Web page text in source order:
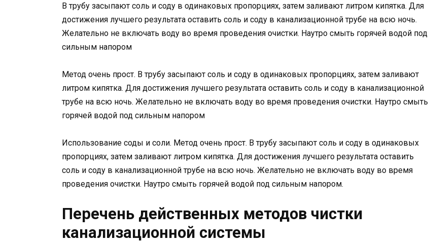
В трубу засыпают соль и соду в одинаковых пропорциях, затем заливают литром кипятка. Для
достижения лучшего результата оставить соль и соду в канализационной трубе на всю ночь.
Желательно не включать воду во время проведения очистки. Наутро смыть горячей водой под
сильным напором
Метод очень прост. В трубу засыпают соль и соду в одинаковых пропорциях, затем заливают
литром кипятка. Для достижения лучшего результата оставить соль и соду в канализационной
трубе на всю ночь. Желательно не включать воду во время проведения очистки. Наутро смыть
горячей водой под сильным напором
Использование соды и соли. Метод очень прост. В трубу засыпают соль и соду в одинаковых
пропорциях, затем заливают литром кипятка. Для достижения лучшего результата оставить
соль и соду в канализационной трубе на всю ночь. Желательно не включать воду во время
проведения очистки. Наутро смыть горячей водой под сильным напором.
Перечень действенных методов чистки
канализационной системы